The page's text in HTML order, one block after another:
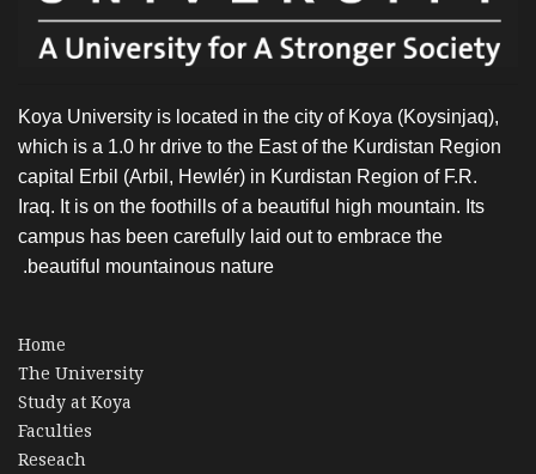
Koya University is located in the city of Koya (Koysinjaq),
which is a 1.0 hr drive to the East of the Kurdistan Region
capital Erbil (Arbil, Hewlér) in Kurdistan Region of F.R.
Iraq. It is on the foothills of a beautiful high mountain. Its
campus has been carefully laid out to embrace the
beautiful mountainous nature.
Home
The University
Study at Koya
Faculties
Reseach